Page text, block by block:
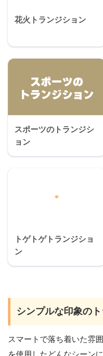
花火トランジション
スポーツのトランジシ
ョン
トゲトゲトランジショ
ン
シンプルな印象の
スマートで落ち着いた雰
を使用したどんなシーン